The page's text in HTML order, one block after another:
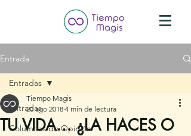
Entrada
Entradas
Columnas de Opinión
Entradas
TU VIDA… ¿LA HACES O
Tiempo Magis
20 ago 2018 4 min de lectura